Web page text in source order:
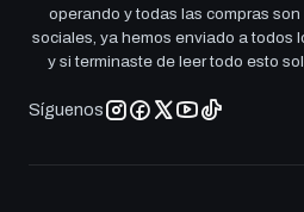
operando y todas las compras
sociales, ya hemos enviado a todos
y si terminaste de leer todo esto
Síguenos